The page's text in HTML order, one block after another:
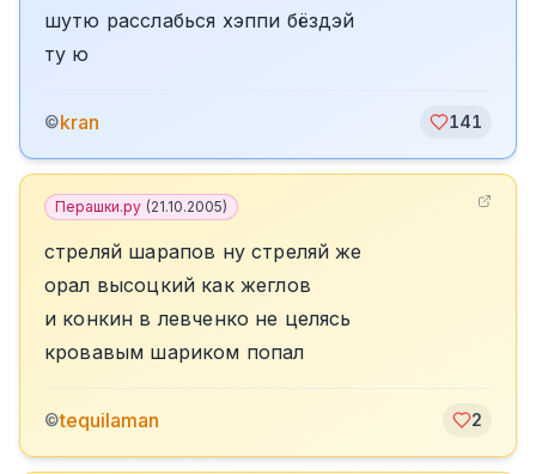
шутю расслабься хэппи бёздэй
ту ю
©kran 141
Перашки.ру (21.10.2005)
стреляй шарапов ну стреляй же
орал высоцкий как жеглов
и конкин в левченко не целясь
кровавым шариком попал
©tequilaman 2